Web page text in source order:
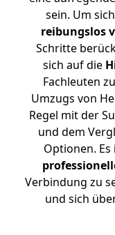
sein. Um
reibungslos
Schritte
sich auf die
Fachleuten
Umzugs von
Regel mit der
und dem
Optionen.
Verbindung zu
und sich